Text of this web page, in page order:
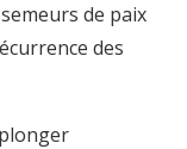
de paix
des